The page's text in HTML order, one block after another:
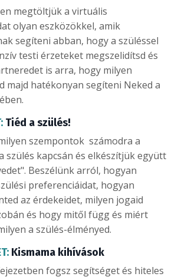
megtöltjük a virtuális
olyan eszközökkel, amik
segíteni abban, hogy a szüléssel
testi érzeteket megszelidítsd és
is arra, hogy milyen
majd hatékonyan segíteni Neked a
Tiéd a szülés!
szempontok számodra a
szülés kapcsán és elkészítjük együtt
Beszélünk arról, hogyan
preferenciáidat, hogyan
az érdekeidet, milyen jogaid
és hogy mitől függ és miért
a szülés-élményed.
Kismama kihívások
fogsz segítséget és hiteles